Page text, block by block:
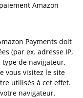
Amazon
Payments doit
(par ex. adresse IP,
de navigateur,
vous visitez le site
utilisés à cet effet.
navigateur.